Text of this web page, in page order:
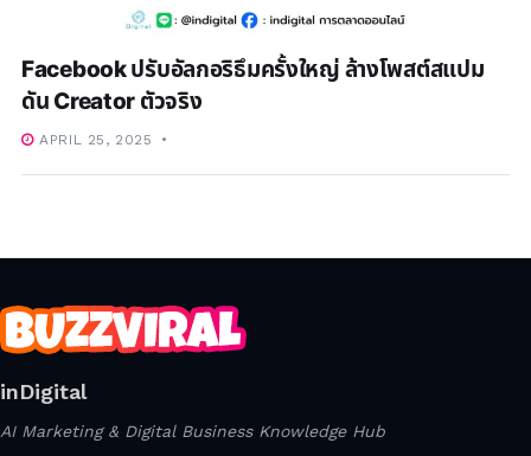
Facebook ปรับอัลกอริธึมครั้งใหญ่ ล้างโพสต์สแปม
ดัน Creator ตัวจริง
APRIL 25, 2025
inDigital
AI Marketing & Digital Business Knowledge Hub